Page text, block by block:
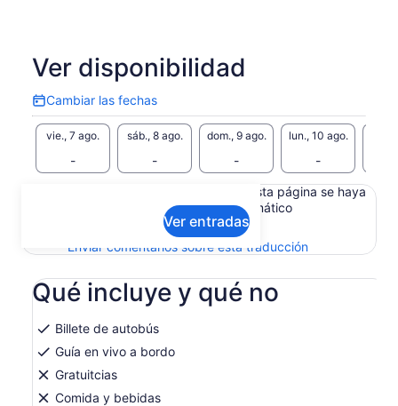
Ver disponibilidad
Cambiar las fechas
Cambiar
las
fechas
vie., 7 ago.
-
sáb., 8 ago.
-
dom., 9 ago.
-
lun., 10 ago.
-
Ver entradas
Es posible que el contenido de esta página se haya
generado con un traductor automático
Ver el texto original (inglés)
Enviar comentarios sobre esta traducciónSe
en
Qué incluye y qué no
Billete de autobús
Guía en vivo a bordo
Gratuitcias
Comida y bebidas